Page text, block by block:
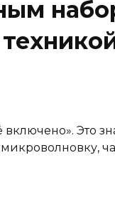
Это